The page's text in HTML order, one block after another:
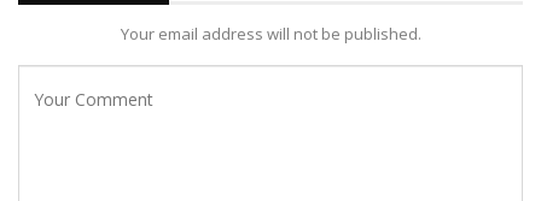
Your email address will not be published.